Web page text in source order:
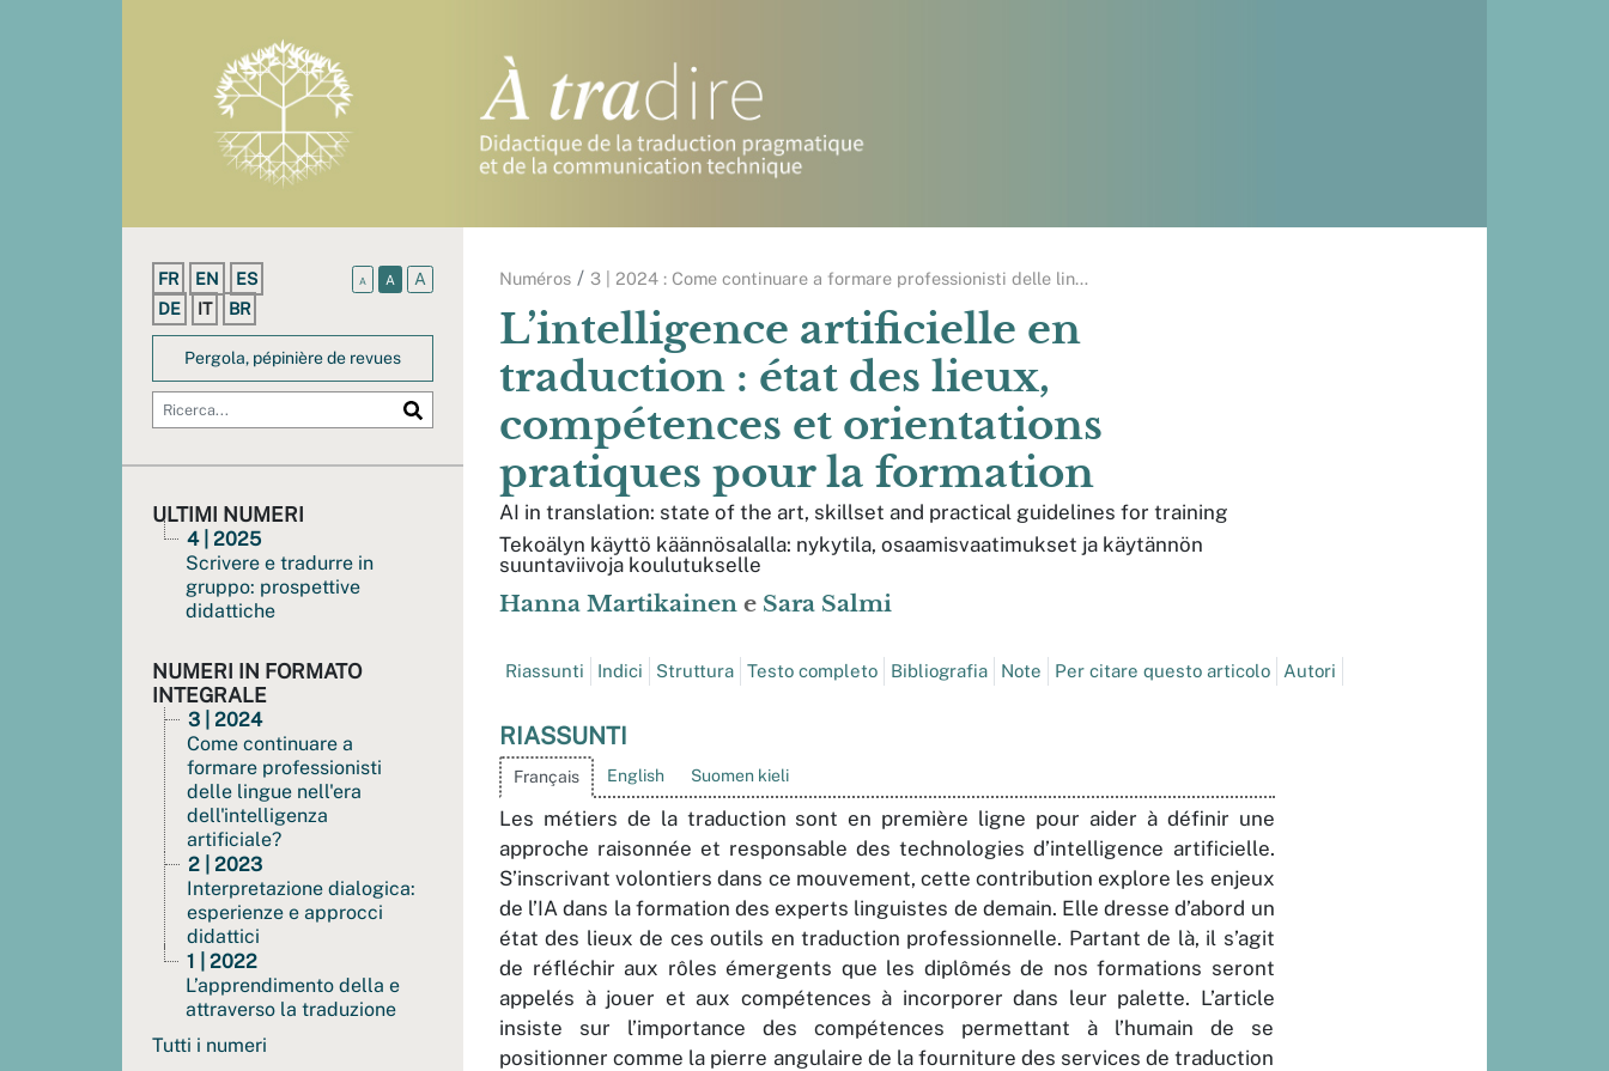
FR EN
ES
DE
IT BR
A A A
Pergola, pépinière de revues
ULTIMI NUMERI
4 | 2025
Scrivere e tradurre in
gruppo: prospettive
didattiche
NUMERI IN FORMATO
INTEGRALE
3 | 2024
Come continuare a
formare professionisti
delle lingue nell'era
dell'intelligenza
artificiale?
2 | 2023
Interpretazione dialogica:
esperienze e approcci
didattici
1 | 2022
L’apprendimento della e
attraverso la traduzione
Tutti i numeri
Numéros 3 | 2024 : Come continuare a formare professionisti delle lin…
L’intelligence artificielle en
traduction : état des lieux,
compétences et orientations
pratiques pour la formation
AI in translation: state of the art, skillset and practical guidelines for training
Tekoälyn käyttö käännösalalla: nykytila, osaamisvaatimukset ja käytännön
suuntaviivoja koulutukselle
Hanna Martikainen e Sara Salmi
Riassunti Indici Struttura Testo completo Bibliografia Note Per citare questo articolo Autori
RIASSUNTI
Français English Suomen kieli
Les métiers de la traduction sont en première ligne pour aider à définir une
approche raisonnée et responsable des technologies d’intelligence artificielle.
S’inscrivant volontiers dans ce mouvement, cette contribution explore les enjeux
de l’IA dans la formation des experts linguistes de demain. Elle dresse d’abord un
état des lieux de ces outils en traduction professionnelle. Partant de là, il s’agit
de réfléchir aux rôles émergents que les diplômés de nos formations seront
appelés à jouer et aux compétences à incorporer dans leur palette. L’article
insiste sur l’importance des compétences permettant à l’humain de se
positionner comme la pierre angulaire de la fourniture des services de traduction